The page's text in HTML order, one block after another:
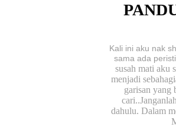
Kali ini aku nak
sama ada
susah mati aku
menjadi
garisan yang
dahulu. Dalam